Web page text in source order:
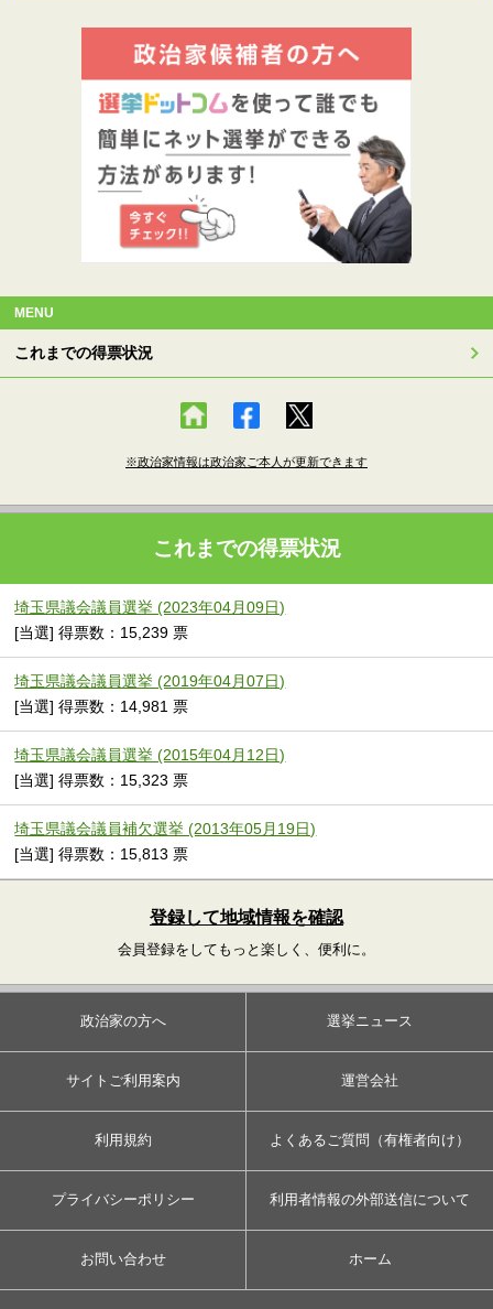
MENU
これまでの得票状況
※政治家情報は政治家ご本人が更新できます
これまでの得票状況
埼玉県議会議員選挙 (2023年04月09日)
[当選] 得票数：15,239 票
埼玉県議会議員選挙 (2019年04月07日)
[当選] 得票数：14,981 票
埼玉県議会議員選挙 (2015年04月12日)
[当選] 得票数：15,323 票
埼玉県議会議員補欠選挙 (2013年05月19日)
[当選] 得票数：15,813 票
登録して地域情報を確認
会員登録をしてもっと楽しく、便利に。
政治家の方へ 選挙ニュース
サイトご利用案内 運営会社
利用規約 よくあるご質問（有権者向け）
プライバシーポリシー 利用者情報の外部送信について
お問い合わせ ホーム